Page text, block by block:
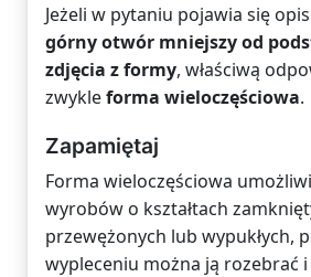
Jeżeli w pytaniu pojawia się
górny otwór mniejszy od
zdjęcia z formy, właściwą
zwykleforma wieloczęściowa.
Zapamiętaj
Forma wieloczęściowa
wyrobów o kształtach
przewężonych lub wypukłych,
wypleceniu można ją rozebrać